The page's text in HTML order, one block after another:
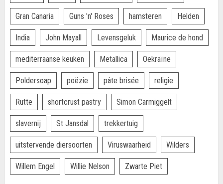
Gran Canaria Guns 'n' Roses hamsteren Helden
India John Mayall Levensgeluk Maurice de hond
mediterraanse keuken Metallica Oekraïne
Poldersoap poëzie pâte brisée religie
Rutte shortcrust pastry Simon Carmiggelt
slavernij St Jansdal trekkertuig
uitstervende diersoorten Viruswaarheid Wilders
Willem Engel Willie Nelson Zwarte Piet